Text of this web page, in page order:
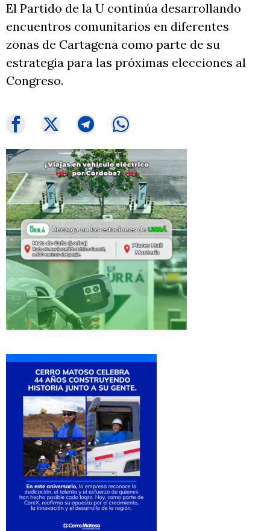
El Partido de la U continúa desarrollando
encuentros comunitarios en diferentes
zonas de Cartagena como parte de su
estrategia para las próximas elecciones al
Congreso.